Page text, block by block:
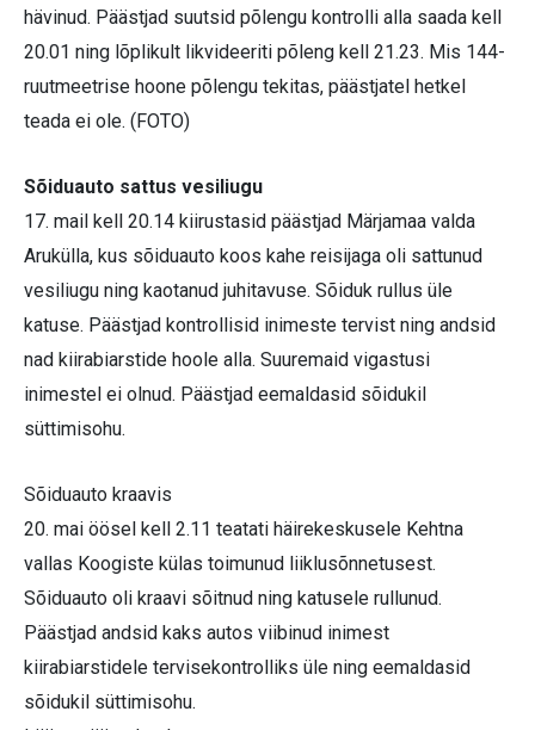
hävinud. Päästjad suutsid põlengu kontrolli alla saada kell
20.01 ning lõplikult likvideeriti põleng kell 21.23. Mis 144-
ruutmeetrise hoone põlengu tekitas, päästjatel hetkel
teada ei ole. (FOTO)
Sõiduauto sattus vesiliugu
17. mail kell 20.14 kiirustasid päästjad Märjamaa valda
Arukülla, kus sõiduauto koos kahe reisijaga oli sattunud
vesiliugu ning kaotanud juhitavuse. Sõiduk rullus üle
katuse. Päästjad kontrollisid inimeste tervist ning andsid
nad kiirabiarstide hoole alla. Suuremaid vigastusi
inimestel ei olnud. Päästjad eemaldasid sõidukil
süttimisohu.
Sõiduauto kraavis
20. mai öösel kell 2.11 teatati häirekeskusele Kehtna
vallas Koogiste külas toimunud liiklusõnnetusest.
Sõiduauto oli kraavi sõitnud ning katusele rullunud.
Päästjad andsid kaks autos viibinud inimest
kiirabiarstidele tervisekontrolliks üle ning eemaldasid
sõidukil süttimisohu.